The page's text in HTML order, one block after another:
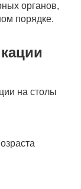
органов,
порядке.
на столы